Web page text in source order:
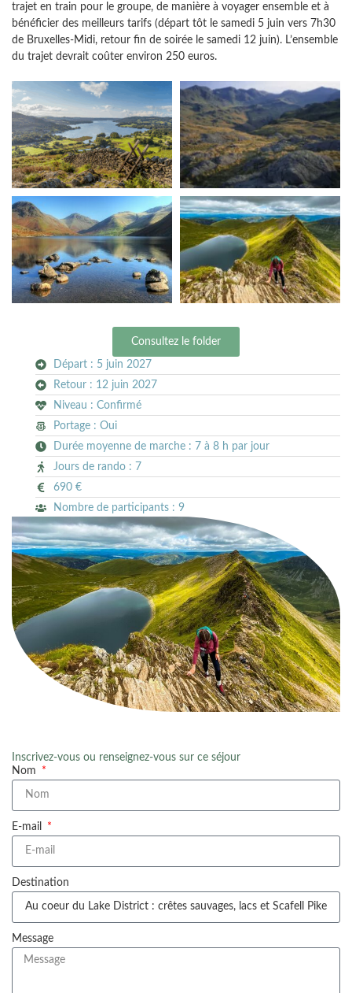
trajet en train pour le groupe, de manière à voyager ensemble et à
bénéficier des meilleurs tarifs (départ tôt le samedi 5 juin vers 7h30
de Bruxelles-Midi, retour fin de soirée le samedi 12 juin). L’ensemble
du trajet devrait coûter environ 250 euros.
Départ : 5 juin 2027
Retour : 12 juin 2027
Niveau : Confirmé
Portage : Oui
Durée moyenne de marche : 7 à 8 h par jour
Jours de rando : 7
690 €
Nombre de participants : 9
Consultez le folder
Inscrivez-vous ou renseignez-vous sur ce séjour
Nom
E-mail
Destination
Message